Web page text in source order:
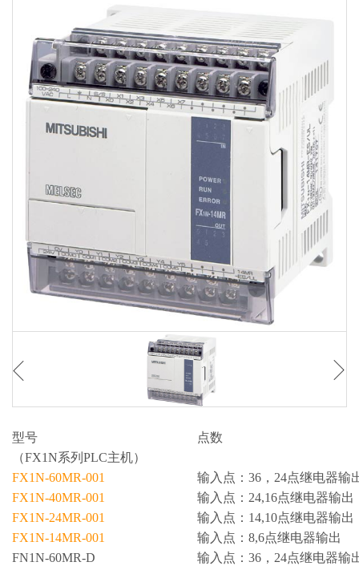
型号
点数
（FX1N系列PLC主机）
FX1N-60MR-001
输入点： 36，24点继电器输
FX1N-40MR-001
输入点：24,16点继电器输出
FX1N-24MR-001
输入点：14,10点继电器输出
FX1N-14MR-001
输入点：8,6点继电器输出
FN1N-60MR-D
输入点：36，24点继电器输